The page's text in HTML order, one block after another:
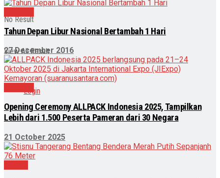
No Result
View All Result
Login
Tahun Depan Libur Nasional Bertambah 1 Hari
27 December 2016
Opening Ceremony ALLPACK Indonesia 2025, Tampilkan
Lebih dari 1.500 Peserta Pameran dari 30 Negara
21 October 2025